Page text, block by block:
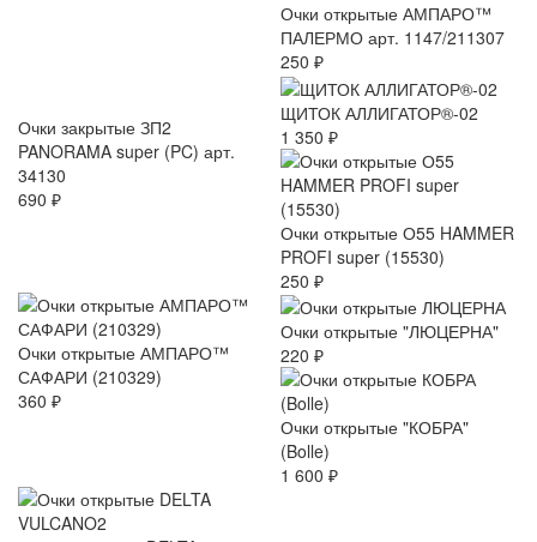
Очки закрытые ЗП2
PANORAMA super (PC) арт.
34130
690 ₽
Очки открытые АМПАРО™
ПАЛЕРМО арт. 1147/211307
250 ₽
ЩИТОК АЛЛИГАТОР®-02
1 350 ₽
Очки открытые О55 HAMMER
PROFI super (15530)
250 ₽
Очки открытые АМПАРО™
САФАРИ (210329)
360 ₽
Очки открытые "ЛЮЦЕРНА"
220 ₽
Очки открытые "КОБРА"
(Bolle)
1 600 ₽